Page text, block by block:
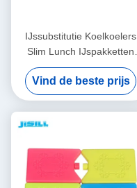
IJssubstitutie Koelkoelers
Slim Lunch IJspakketten
Afweermiddel Set Voor
Voedselcontainer
Vind de beste prijs